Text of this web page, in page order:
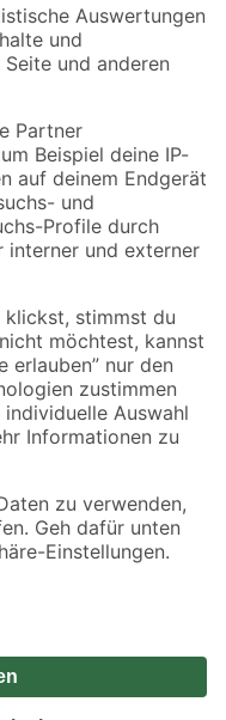
Angebote sind unter
Verfügbarkeiten beziehen
mit Speditionsversand, hier
Vertrag widerrufen